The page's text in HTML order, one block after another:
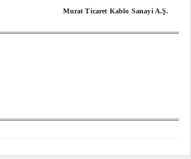
Murat Ticaret Kablo Sanayi A.Ş.